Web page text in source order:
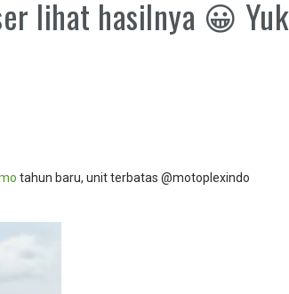
lihat hasilnya 😀 Yuk
tahun baru, unit terbatas @motoplexindo